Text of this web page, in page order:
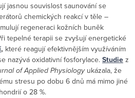
jasnou souvislost saunování se
chemických reakcí v těle –
regeneraci kožních buněk
tepelné terapii se zvyšují energetické
, které reagují efektivnějším využíváním
nazývá oxidativní fosforylace. Studie z
of Applied Physiology ukázala, že
stresu po dobu 6 dnů má mimo jiné
o 28 %.